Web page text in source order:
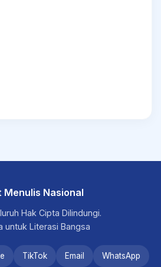
Menulis Nasional
Hak Cipta Dilindungi.
untuk Literasi Bangsa
TikTok Email WhatsApp